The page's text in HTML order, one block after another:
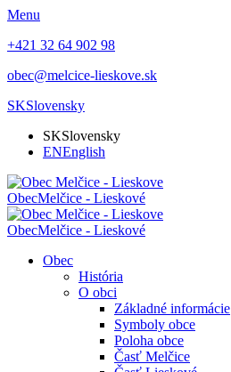
Menu
+421 32 64 902 98
obec@melcice-lieskove.sk
SKSlovensky
SKSlovensky
ENEnglish
ObecMelčice - Lieskové
ObecMelčice - Lieskové
Obec
História
O obci
Základné informácie
Symboly obce
Poloha obce
Časť Melčice